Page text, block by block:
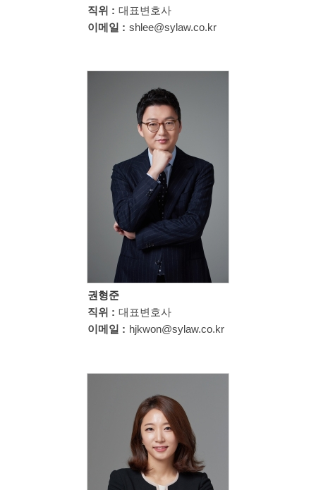
직위 : 대표변호사
이메일 : shlee@sylaw.co.kr
권형준
직위 : 대표변호사
이메일 : hjkwon@sylaw.co.kr